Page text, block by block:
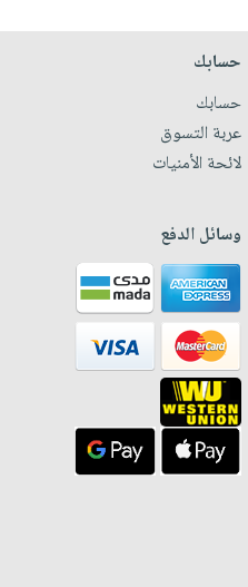
حسابك
حسابك
عربة التسوق
لائحة الأمنيات
وسائل الدفع